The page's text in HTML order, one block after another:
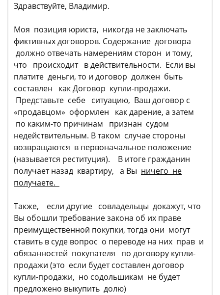
Здравствуйте, Владимир.
Моя позиция юриста, никогда не заключать
фиктивных договоров. Содержание договора
должно отвечать намерениям сторон и тому,
что происходит в действительности. Если вы
платите деньги, то и договор должен быть
составлен как Договор купли-продажи.
Представьте себе ситуацию, Ваш договор с
«продавцом» оформлен как дарение, а затем
по каким-то причинам признан судом
недействительным. В таком случае стороны
возвращаются в первоначальное положение
(называется реституция). В итоге гражданин
получает назад квартиру, а Вы ничего не
получаете.
Также, если другие совладельцы докажут, что
Вы обошли требование закона об их праве
преимущественной покупки, тогда они могут
ставить в суде вопрос о переводе на них прав и
обязанностей покупателя по договору купли-
продажи (это если будет составлен договор
купли-продажи, но содольшикам не будет
предложено выкупить долю)